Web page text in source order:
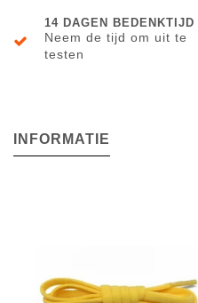
14 DAGEN BEDENKTIJD
Neem de tijd om uit te
testen
INFORMATIE